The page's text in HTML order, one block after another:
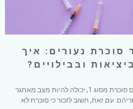
סוכרת נעורים: איך
ובבילויים?
סוכרת נעורים, הידועה גם בשם סוכרת מסוג 1, יכולה להיות מצב מאתגר
עם זאת, חשוב לזכור כי סוכרת לא